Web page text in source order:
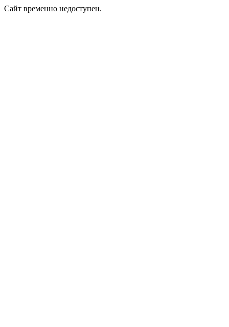
Сайт временно недоступен.